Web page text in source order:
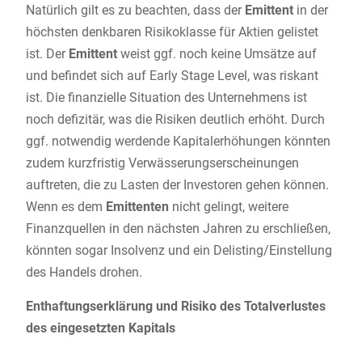
Natürlich gilt es zu beachten, dass der Emittentin der
höchsten denkbaren Risikoklasse für Aktien gelistet
ist. Der Emittentweist ggf. noch keine Umsätze auf
und befindet sich auf Early Stage Level, was riskant
ist. Die finanzielle Situation des Unternehmens ist
noch defizitär, was die Risiken deutlich erhöht. Durch
ggf. notwendig werdende Kapitalerhöhungen könnten
zudem kurzfristig Verwässerungserscheinungen
auftreten, die zu Lasten der Investoren gehen können.
Wenn es dem Emittenten nicht gelingt, weitere
Finanzquellen in den nächsten Jahren zu erschließen,
könnten sogar Insolvenz und ein Delisting/Einstellung
des Handels drohen.
Enthaftungserklärung und Risiko des Totalverlustes
des eingesetzten Kapitals